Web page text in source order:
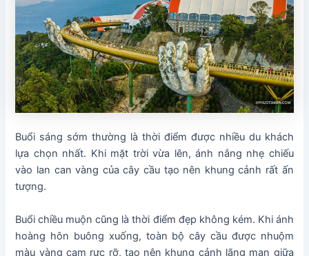
Buổi sáng sớm thường là thời điểm được nhiều du khách
lựa chọn nhất. Khi mặt trời vừa lên, ánh nắng nhẹ chiếu
vào lan can vàng của cây cầu tạo nên khung cảnh rất ấn
tượng.
Buổi chiều muộn cũng là thời điểm đẹp không kém. Khi ánh
hoàng hôn buông xuống, toàn bộ cây cầu được nhuộm
màu vàng cam rực rỡ, tạo nên khung cảnh lãng mạn giữa